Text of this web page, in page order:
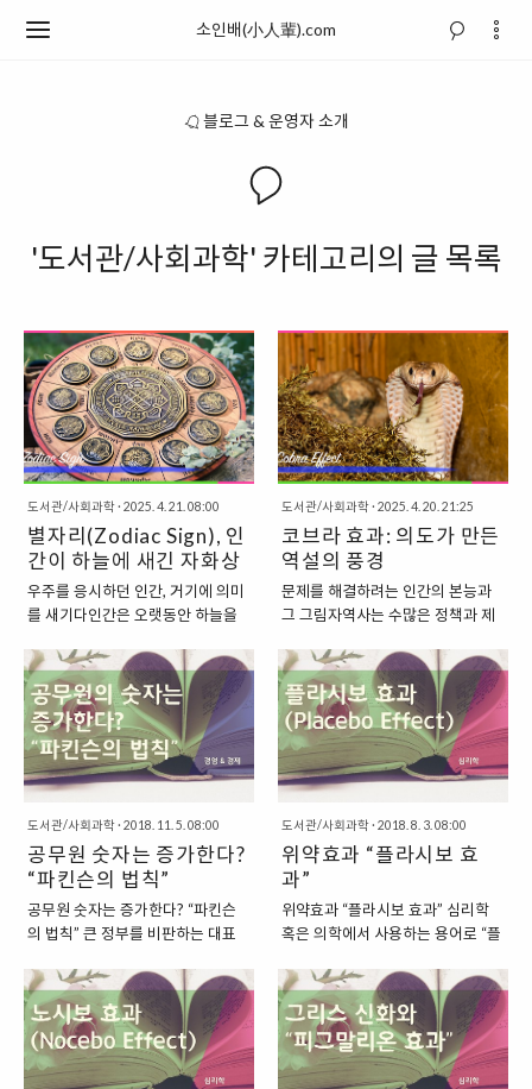
소인배(小人輩).com
블로그 & 운영자 소개
'도서관/사회과학' 카테고리의 글 목록
도서관/사회과학· 2025. 4. 21. 08:00
별자리(Zodiac Sign), 인
간이 하늘에 새긴 자화상
우주를 응시하던 인간, 거기에 의미
를 새기다인간은 오랫동안 하늘을
을 느끼고, 계절의 흐름을 감지하고,
씨앗을 뿌릴 시기를 가늠하기 위해
서였다. 그러나 그보다 훨씬 더 오래
전부터, 인간은 밤하늘에서 자신의
삶과 감정, 운명과 성격의 조각들을
찾으려 했다. 별들은 단지 빛나는 돌
씀이었고, 우주의 숨결이었으며, 한
개인의 내면을 비추는 거대한 거울
이기도 했다. 그렇게 인간은 황도라
는 개념을 만들어냈다. 황도란 지구
에서 보았을 때 태양이 일 년 동안
한다. 그리고 그 궤도를 기준으로 하
늘을 열두 구역으로 나눈 것이 우리
가 흔히 말하는 12개의 별자리, 또
는 황도 12궁이다. 각각의 별자리는
태양이 그 구역을 ..
도서관/사회과학· 2025. 4. 20. 21:25
코브라 효과: 의도가 만든
역설의 풍경
문제를 해결하려는 인간의 본능과
그 그림자역사는 수많은 정책과 제
않은 결과들로 가득하다. 어떤 제도
는 문제를 해결하려는 진심 어린 의
도로 시작되지만, 시간이 지나면서
오히려 그 문제를 더욱 복잡하고 심
각하게 만드는 경우가 생기곤 한다.
이런 현상은 인간 사회에서 반복적
로운 이름 하나가 등장한다. 바로
‘코브라 효과’라는 것이다. 이 용어
는 단순한 일화를 넘어서, 현대 사회
에서 인센티브 설계의 중요성과 그
위험성을 극명하게 보여주는 개념
으로 자리 잡았다. 코브라 효과란,
어떤 문제를 해결하기 위해 도입한
조치나 정책이 오히려 그 문제를 더
욱 악화시키는 현상을 의미한다. 즉,
문제를 해결하려고 한 행동이 되려
그 문제의 불씨를 더 키워버..
도서관/사회과학· 2018. 11. 5. 08:00
공무원 숫자는 증가한다?
“파킨슨의 법칙”
공무원 숫자는 증가한다? “파킨슨
의 법칙” 큰 정부를 비판하는 대표
행정학자 파킨슨(CYRIL
NORTHCOTE PARKINSON)이
1957년에 주장한 법칙인데요. 일
반적으로 우리가 파킨슨의 법칙이
라고 부르는 내용이랍니다. “3가지
도서관/사회과학· 2018. 8. 3. 08:00
위약효과 “플라시보 효
과”
위약효과 “플라시보 효과” 심리학
혹은 의학에서 사용하는 용어로 “플
EFFECT)”라는 용어가 있습니다. 우
리말로는 “위약효과” 혹은 “가짜약
효과”로 번역이 되는 말이지요. 이
표현은 “라틴어”에서 왔는데요. “플
라시보”는 라틴어로 “내가 기쁘게